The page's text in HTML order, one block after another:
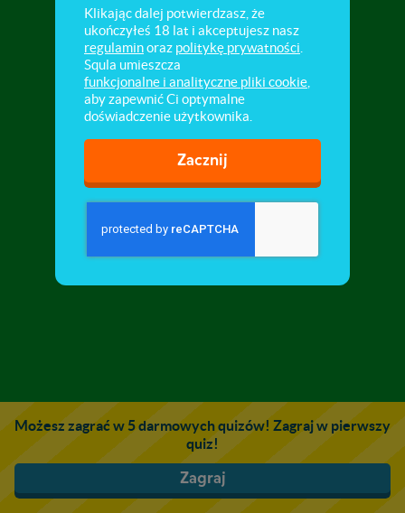
ciekawostki o nich.
Możesz zagrać w 5 darmowych quizów! Zagraj w pierwszy
quiz!
Zagraj
Klikając dalej potwierdzasz, że
ukończyłeś 18 lat i akceptujesz nasz
regulaminoraz politykę prywatności
Squla umieszcza
funkcjonalne i analityczne pliki cookie
aby zapewnić Ci optymalne
doświadczenie użytkownika.
Zacznij